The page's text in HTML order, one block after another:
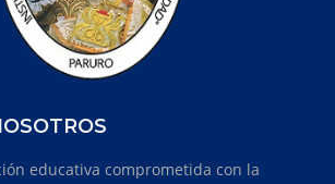
educativa comprometida con la